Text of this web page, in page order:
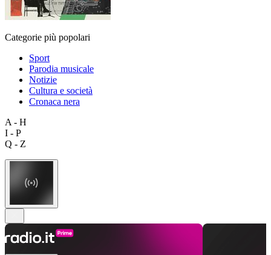
Categorie più popolari
Sport
Parodia musicale
Notizie
Cultura e società
Cronaca nera
A - H
I - P
Q - Z